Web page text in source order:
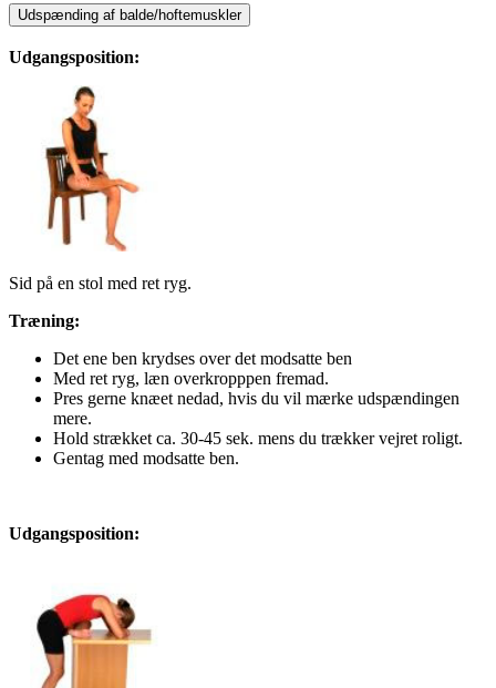
Udspænding af balde/hoftemuskler
Udgangsposition:
Sid på en stol med ret ryg.
Træning:
Det ene ben krydses over det modsatte ben
Med ret ryg, læn overkropppen fremad.
Pres gerne knæet nedad, hvis du vil mærke udspændingen
mere.
Hold strækket ca. 30-45 sek. mens du trækker vejret roligt.
Gentag med modsatte ben.
Udgangsposition: